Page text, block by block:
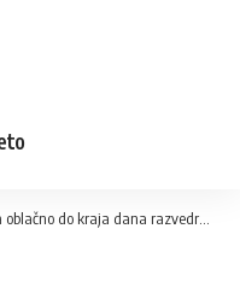
kraja dana razvedravanje, sunčano u Hercegovini